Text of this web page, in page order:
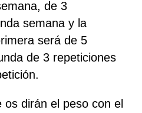
de 3
semana y la
será de 5
de 3 repeticiones
os dirán el peso con el